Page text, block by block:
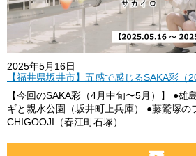
2025年5月16日
【福井県坂井市】五感で感じるSAKA彩（
【今回のSAKA彩（4月中旬〜5月）】 ●雄
ギと親水公園（坂井町上兵庫） ●藤鷲塚の
CHIGOOJI（春江町石塚）